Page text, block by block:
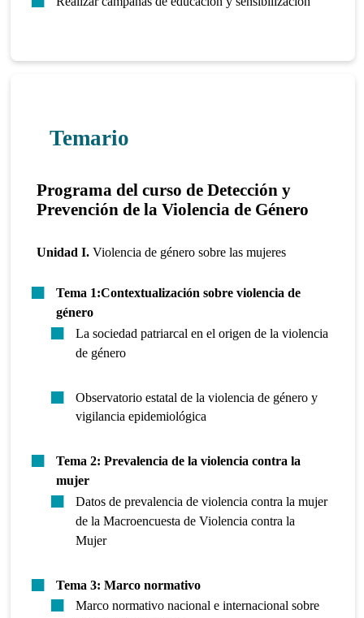
Temario
Programa delcurso de Detección y
Prevención de la Violencia de Género
Unidad I.Violencia de género sobre las mujeres
Tema 1:Contextualización sobre violencia de
género
La sociedad patriarcal en el origen de la violencia
de género
Observatorio estatal de la violencia de género y
vigilancia epidemiológica
Tema 2: Prevalencia de la violencia contra la
mujer
Datos de prevalencia de violencia contra la mujer
de la Macroencuesta de Violencia contra la
Mujer
Tema 3: Marco normativo
Marco normativo nacional e internacional sobre